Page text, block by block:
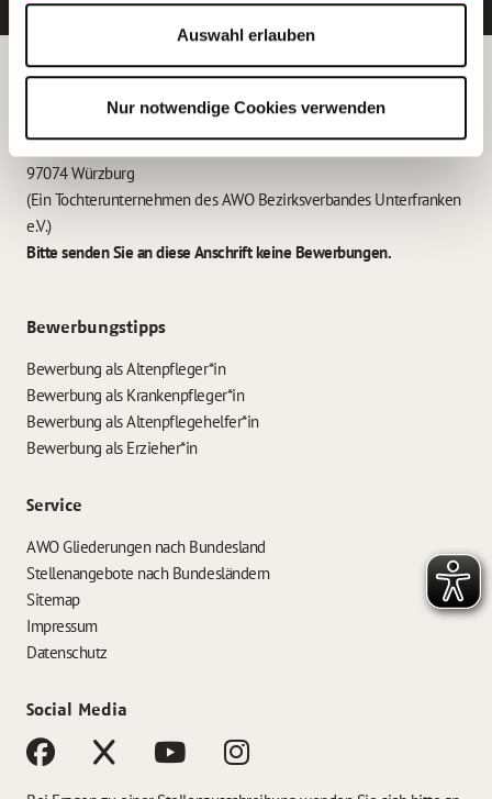
Auswahl erlauben
Nur notwendige Cookies verwenden
Betreiber der Webseite
Garitz Bewirtschaftungsbetriebe GmbH
Kantstraße 45a
97074 Würzburg
(Ein Tochterunternehmen des AWO Bezirksverbandes Unterfranken
e.V.)
Bitte senden Sie an diese Anschrift keine Bewerbungen.
Bewerbungstipps
Bewerbung als Altenpfleger*in
Bewerbung als Krankenpfleger*in
Bewerbung als Altenpflegehelfer*in
Bewerbung als Erzieher*in
Service
AWO Gliederungen nach Bundesland
Stellenangebote nach Bundesländern
Sitemap
Impressum
Datenschutz
Social Media